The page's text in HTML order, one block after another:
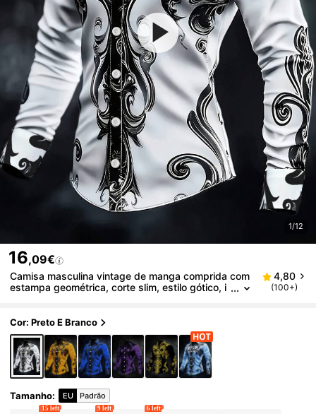
1/12
16,09€
Camisa masculina vintage de manga comprida com
estampa geométrica, corte slim, estilo gótico, i
4,80
(100+)
Cor: Preto E Branco
Tamanho: EU Padrão
15 left 9 left 6 left